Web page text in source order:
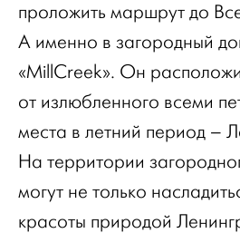
проложить маршрут до
А именно в загородный
«MillCreek». Он
от излюбленного всеми
места в летний период –
На территории
могут не только
красоты природой